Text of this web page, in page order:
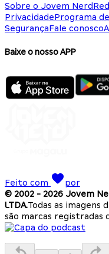
Sobre o Jovem Nerd
PrivacidadePrograma
SegurançaFale conosco
Baixe o nosso APP
Feito com
por
© 2002 - 2026 Jovem
LTDA.Todas as imagens
são marcas registradas